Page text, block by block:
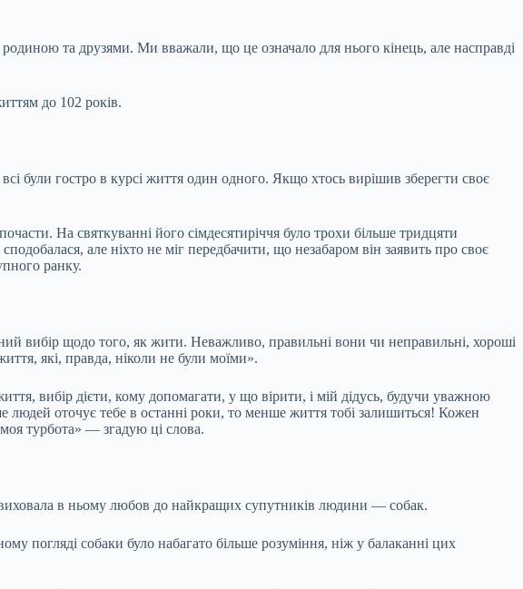
та друзями. Ми вважали, що це означало для нього кінець, але насправді
до 102 років.
всі були гостро в курсі життя один одного. Якщо хтось вирішив зберегти своє
На святкуванні його сімдесятиріччя було трохи більше тридцяти
але ніхто не міг передбачити, що незабаром він заявить про своє
ранку.
вибір щодо того, як жити. Неважливо, правильні вони чи неправильні, хороші
які, правда, ніколи не були моїми».
вибір дієти, кому допомагати, у що вірити, і мій дідусь, будучи уважною
оточує тебе в останні роки, то менше життя тобі залишиться! Кожен
турбота» — згадую ці слова.
виховала в ньому любов до найкращих супутників людини — собак.
погляді собаки було набагато більше розуміння, ніж у балаканні цих